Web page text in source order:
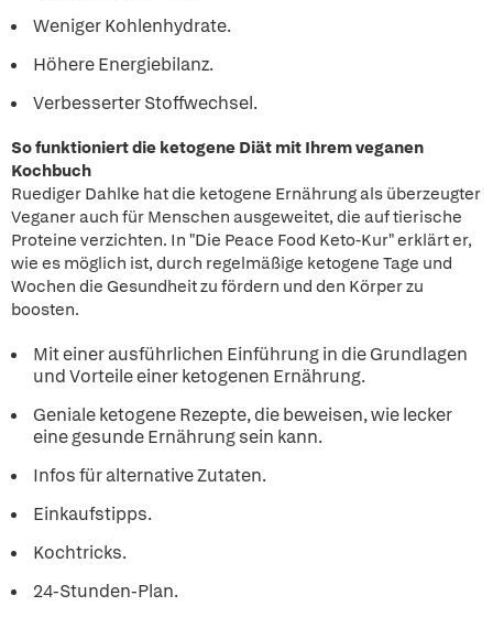
Weniger Kohlenhydrate.
Höhere Energiebilanz.
Verbesserter Stoffwechsel.
So funktioniert die ketogene Diät mit Ihrem veganen
Kochbuch
Ruediger Dahlke hat die ketogene Ernährung als überzeugter
Veganer auch für Menschen ausgeweitet, die auf tierische
Proteine verzichten. In "Die Peace Food Keto-Kur" erklärt er,
wie es möglich ist, durch regelmäßige ketogene Tage und
Wochen die Gesundheit zu fördern und den Körper zu
boosten.
Mit einer ausführlichen Einführung in die Grundlagen
und Vorteile einer ketogenen Ernährung.
Geniale ketogene Rezepte, die beweisen, wie lecker
eine gesunde Ernährung sein kann.
Infos für alternative Zutaten.
Einkaufstipps.
Kochtricks.
24-Stunden-Plan.